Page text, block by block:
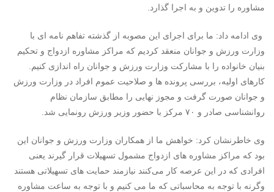
مشاوره را تدوین و به اجرا گذارد.
وی ادامه داد: ما برای اجرای این مصوبه از گذشته تفاهم نامه ای با
وزارت ورزش و جوانان منعقد کردیم که مراکز مشاوره ازدواج و تحکیم
بنیان خانواده را با مشارکت وزارت ورزش و جوانان راه اندازی کنیم.
کارهای اولیه، بررسی پرونده ها و صلاحیت عموم افراد در وزارت ورزش
و جوانان صورت گرفت و مجوز نهایی را مطابق سازمان نظام
روانشناسی صادر و ۷۰ مرکز با حضور وزیر ورزش رونمایی شد.
وی خاطرنشان کرد: خواهش ما از همکاران وزارت ورزش و جوانان این
بود که مراکز مشاوره های ازدواج مشمول تسهیلات قرار گیرند یعنی
افرادی که در این عرصه کار می‌کنند نیازمند حمایت های تسهیلاتی هستند
وگرنه با توجه به محاسباتی که ما می کنیم و با توجه به ساعت مشاوره